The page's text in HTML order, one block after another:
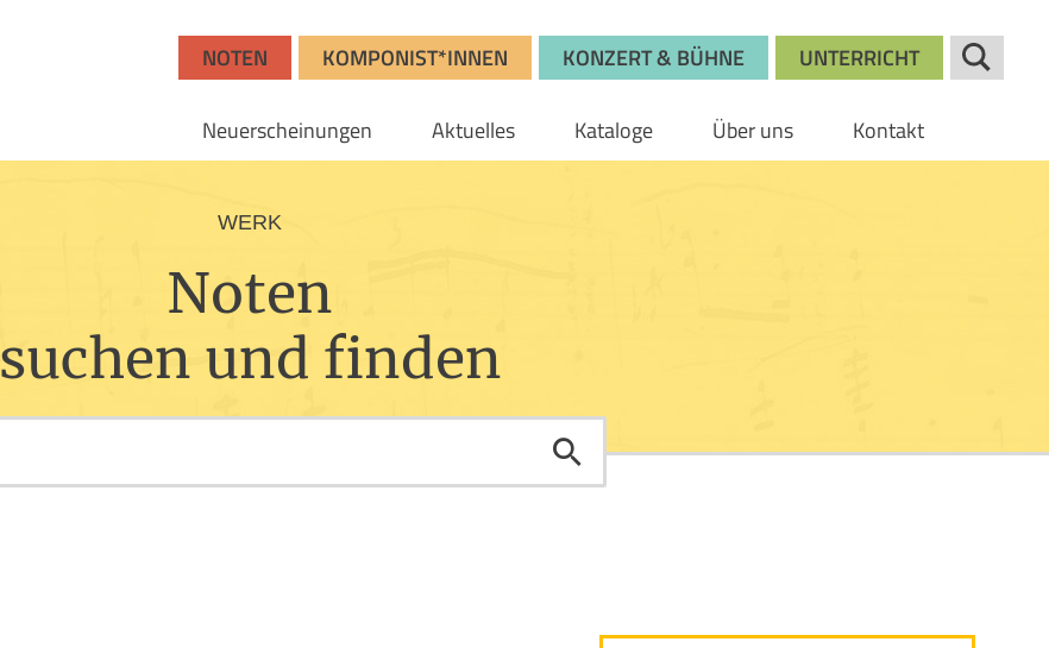
NOTEN KOMPONIST*INNEN KONZERT & BÜHNE UNTERRICHT
Neuerscheinungen Aktuelles Kataloge Über uns Kontakt
WERK
Noten
suchen und finden